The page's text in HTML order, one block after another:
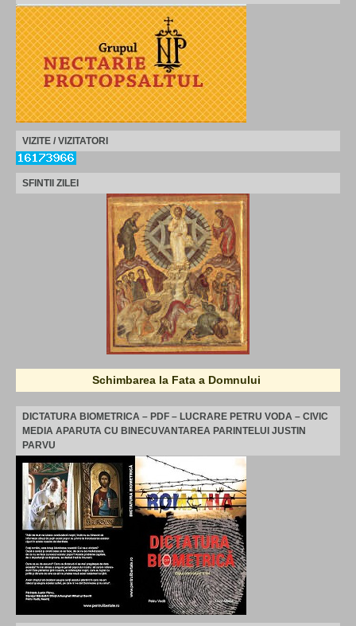
VIZITE / VIZITATORI
SFINTII ZILEI
Schimbarea la Fata a Domnului
DICTATURA BIOMETRICA – PDF – LUCRARE PETRU VODA – CIVIC
MEDIA APARUTA CU BINECUVANTAREA PARINTELUI JUSTIN
PARVU